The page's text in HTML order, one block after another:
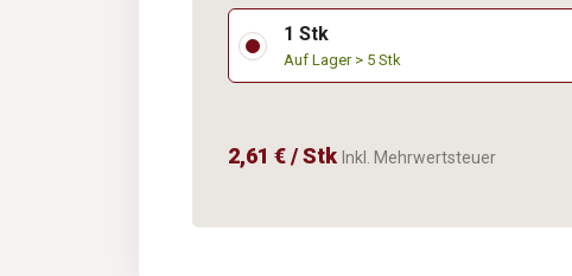
1 Stk
Auf Lager > 5 Stk
2,61 € / Stk Inkl. Mehrwertsteuer